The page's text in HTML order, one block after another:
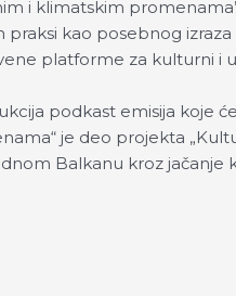
i klimatskim
kao posebnog
platforme za kulturni
podkast emisija koje
je deo projekta
Balkanu kroz